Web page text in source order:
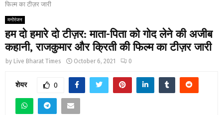
फिल्म का टीज़र जारी
मनोरंजन
हम दो हमारे दो टीज़र: माता-पिता को गोद लेने की अजीब
कहानी, राजकुमार और क्रिती की फिल्म का टीज़र जारी
by Live Bharat Times October 6, 2021 0
शेयर 0